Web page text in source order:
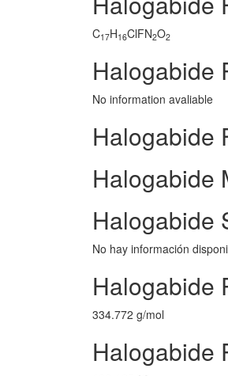
C17H16ClFN2O2
Halogabide
No information avaliable
Halogabide
Halogabide
Halogabide
No hay información
Halogabide
334.772 g/mol
Halogabide